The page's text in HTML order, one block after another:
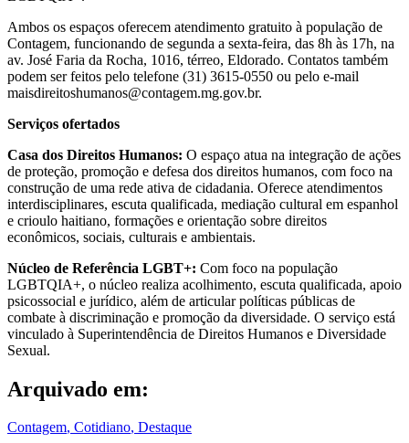
Ambos os espaços oferecem atendimento gratuito à população de
Contagem, funcionando de segunda a sexta-feira, das 8h às 17h, na
av. José Faria da Rocha, 1016, térreo, Eldorado. Contatos também
podem ser feitos pelo telefone (31) 3615-0550 ou pelo e-mail
maisdireitoshumanos@contagem.mg.gov.br.
Serviços ofertados
Casa dos Direitos Humanos: O espaço atua na integração de ações
de proteção, promoção e defesa dos direitos humanos, com foco na
construção de uma rede ativa de cidadania. Oferece atendimentos
interdisciplinares, escuta qualificada, mediação cultural em espanhol
e crioulo haitiano, formações e orientação sobre direitos
econômicos, sociais, culturais e ambientais.
Núcleo de Referência LGBT+: Com foco na população
LGBTQIA+, o núcleo realiza acolhimento, escuta qualificada, apoio
psicossocial e jurídico, além de articular políticas públicas de
combate à discriminação e promoção da diversidade. O serviço está
vinculado à Superintendência de Direitos Humanos e Diversidade
Sexual.
Arquivado em:
Contagem, Cotidiano, Destaque